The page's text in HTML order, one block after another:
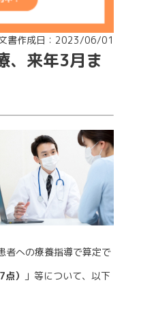
書作成日：2023/06/01
、来年3月ま
者への療養指導で算定で
）
」等について、以下